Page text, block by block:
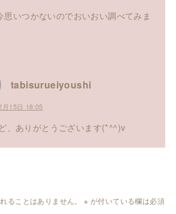
思いつかないのでおいおい調べてみま
tabisurueiyoushi
月15日 18:05
、ありがとうございます(*^^)v
ることはありません。 ※ が付いている欄は必須